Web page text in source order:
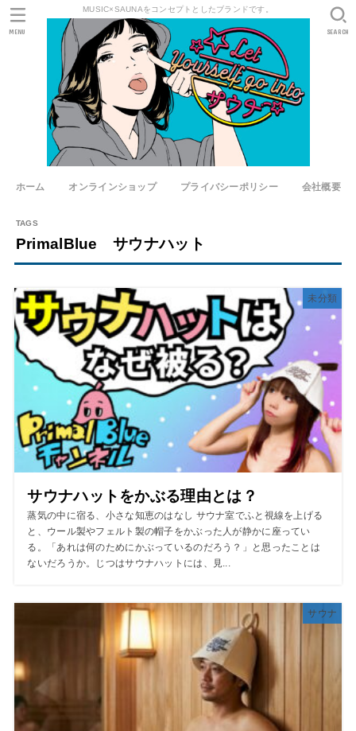
MUSIC×SAUNAをコンセプトとしたブランドです。
ホーム オンラインショップ プライバシーポリシー 会社概要
SEARCH
MENU
PrimalBlue サウナハット
未分類
サウナハットをかぶる理由とは？
蒸気の中に宿る、小さな知恵のはなし サウナ室でふと視線を上げる
と、ウール製やフェルト製の帽子をかぶった人が静かに座ってい
る。「あれは何のためにかぶっているのだろう？」と思ったことは
ないだろうか。じつはサウナハットには、見...
サウナ